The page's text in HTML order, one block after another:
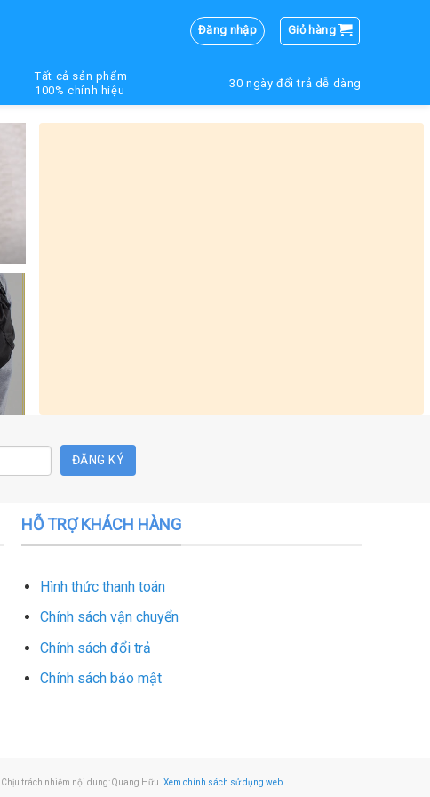
Đăng nhập Giỏ hàng
Tất cả sản phẩm
100% chính hiệu
30 ngày đổi trả dễ dàng
HỖ TRỢ KHÁCH HÀNG
Hình thức thanh toán
Chính sách vận chuyển
Chính sách đổi trả
Chính sách bảo mật
. Chịu trách nhiệm nội dung: Quang Hữu. Xem chính sách sử dụng web